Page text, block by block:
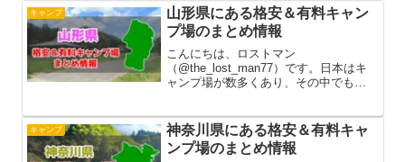
何と言ってもお金がかからずに利用で
きるので、年間でキャンプの回数が多...
キャンプ
山形県にある格安＆有料キャン
プ場のまとめ情報
こんにちは、ロストマン
（@the_lost_man77）です。日本はキ
ャンプ場が数多くあり、その中でも利
何と言ってもお金がかからずに利用で
きるので、年間でキャンプの回数が多...
キャンプ
神奈川県にある格安＆有料キャ
ンプ場のまとめ情報